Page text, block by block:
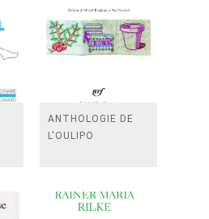
ANTHOLOGIE DE
L'OULIPO